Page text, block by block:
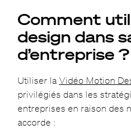
Comment
design dans
d’entreprise ?
Utiliser la Vidéo Motion
privilégiés dans les
entreprises en raison des
accorde :